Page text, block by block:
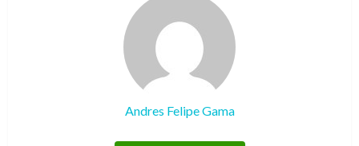
Andres Felipe Gama